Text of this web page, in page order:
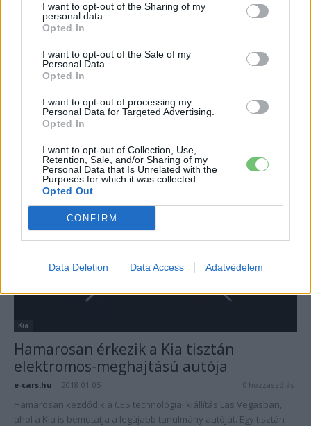
I want to opt-out of the Sharing of my
personal data.
Opted In
I want to opt-out of the Sale of my
Personal Data.
Opted In
I want to opt-out of processing my
Personal Data for Targeted Advertising.
Opted In
I want to opt-out of Collection, Use,
Retention, Sale, and/or Sharing of my
Personal Data that Is Unrelated with the
Purposes for which it was collected.
Opted Out
CONFIRM
Data Deletion Data Access Adatvédelem
Bemutatták a Kia Niro EV tanulmányt
e-cars.hu - 2018-01-09 0 hozzászólás
Múlt hét pénteken jött a hír, hogy a héten megrendezendő CES
kiállításon, a Kia egy új, tisztán elektromos tanulmányt fog
bemutatni. A jelenlegi Niro alapjaira. Hát eljött ez az idő is, a jól
ismert modell tisztán elektromos változatáról lehullt a lepel.
Kia
Hamarosan érkezik a Kia tisztán
elektromos-meghajtású autója
e-cars.hu 2018-01-05 0 hozzászólás
Hamarosan kezdődik a CES technológiai kiállítás Las Vegasban,
ahol a Kia is bemutatja a legújabb tanulmány autóját. Egy tisztán